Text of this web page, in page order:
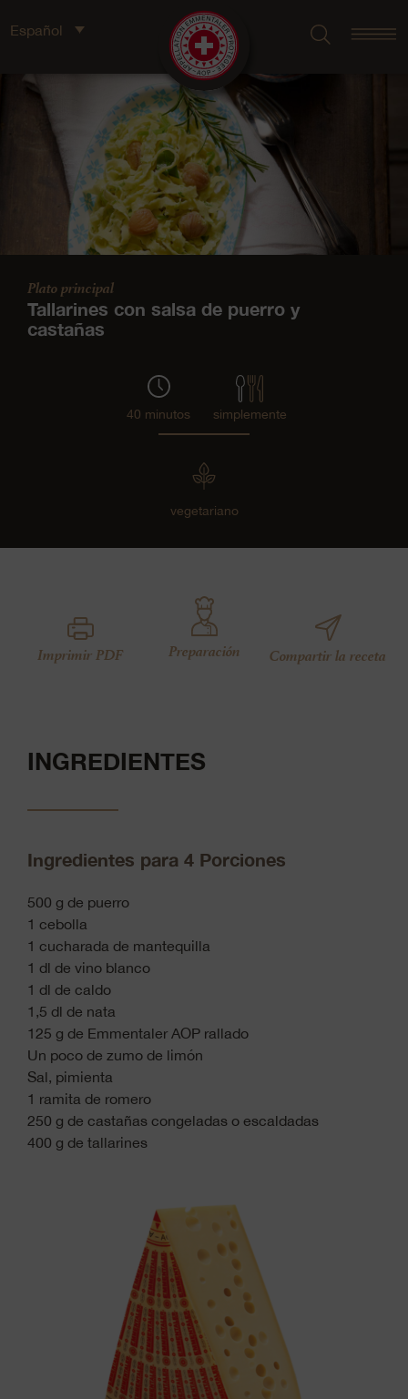
Español
Plato principal
Tallarines con salsa de puerro y
castañas
40 minutos simplemente
vegetariano
Imprimir PDF Preparación Compartir la receta
INGREDIENTES
Ingredientes para 4 Porciones
500 g de puerro
1 cebolla
1 cucharada de mantequilla
1 dl de vino blanco
1 dl de caldo
1,5 dl de nata
125 g de Emmentaler AOP rallado
Un poco de zumo de limón
Sal, pimienta
1 ramita de romero
250 g de castañas congeladas o escaldadas
400 g de tallarines